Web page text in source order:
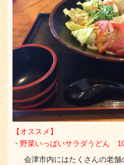
【オススメ】
・野菜いっぱいサラダうどん
会津市内にはたくさんの老舗